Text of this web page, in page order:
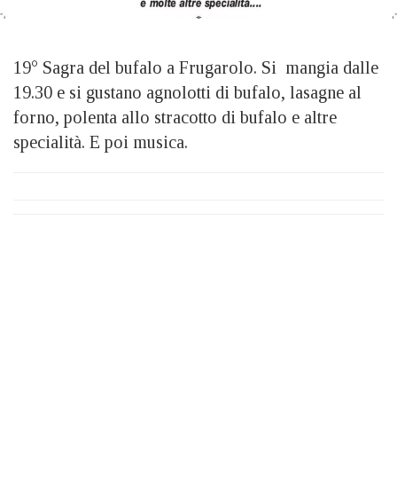
19° Sagra del bufalo a Frugarolo. Si mangia dalle
19.30 e si gustano agnolotti di bufalo, lasagne al
forno, polenta allo stracotto di bufalo e altre
specialità. E poi musica.